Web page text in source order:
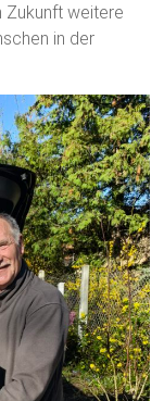
Zukunft weitere
in der